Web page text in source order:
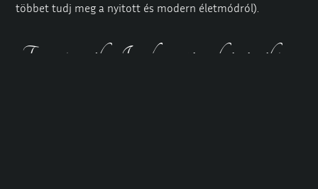
többet tudj meg a nyitott és modern életmódról).
Francia csók: Izgalmas tények és érzéki